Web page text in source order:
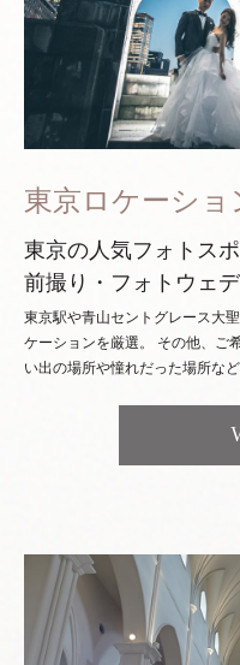
東京ロケーショ
東京の人気フォトス
前撮り・フォトウェ
東京駅や青山セントグレース大
ケーションを厳選。 その他、ご
い出の場所や憧れだった場所な